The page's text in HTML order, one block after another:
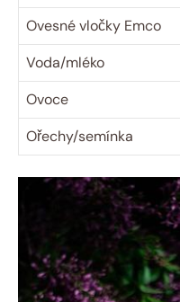
Ovesné vločky Emco
Voda/mléko
Ovoce
Ořechy/semínka